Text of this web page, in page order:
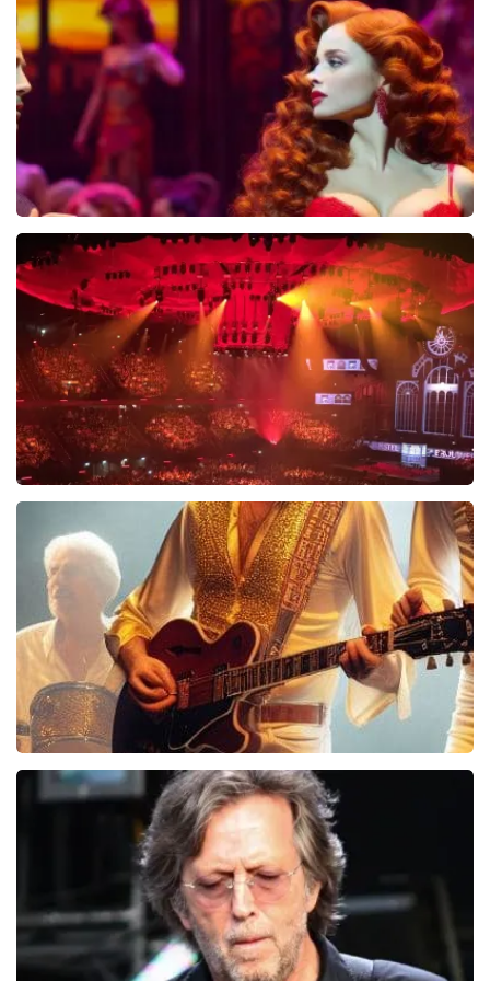
5618+ reviews
BEKIJKEN
Pretty Woman
44reviews
BEKIJKEN
Vrienden Van Amstel Live
1252+reviews
BEKIJKEN
Bee Gees Forever
845+reviews
BEKIJKEN